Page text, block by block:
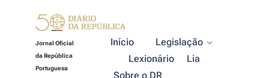
Jornal Oficial
da República
Portuguesa
Início
Legislação
Lexionário
Lia
Sobre o DR